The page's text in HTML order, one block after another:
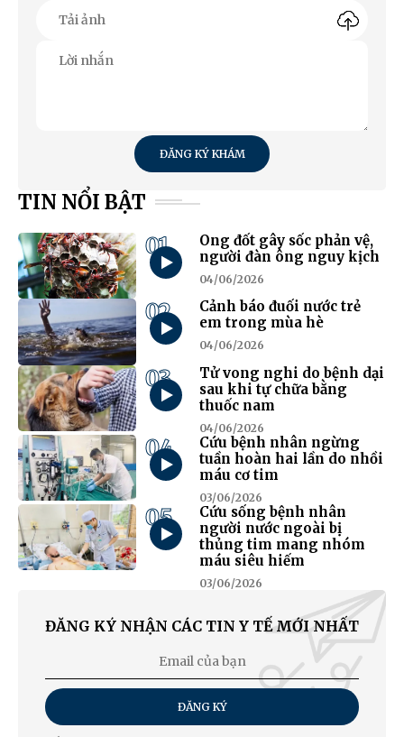
ĐĂNG KÝ KHÁM
TIN NỔI BẬT
01
Ong đốt gây sốc phản vệ,
người đàn ông nguy kịch
04/06/2026
02
Cảnh báo đuối nước trẻ
em trong mùa hè
04/06/2026
03
Tử vong nghi do bệnh dại
sau khi tự chữa bằng
thuốc nam
04/06/2026
04
Cứu bệnh nhân ngừng
tuần hoàn hai lần do nhồi
máu cơ tim
03/06/2026
05
Cứu sống bệnh nhân
người nước ngoài bị
thủng tim mang nhóm
máu siêu hiếm
03/06/2026
ĐĂNG KÝ NHẬN CÁC TIN Y TẾ MỚI NHẤT
ĐĂNG KÝ